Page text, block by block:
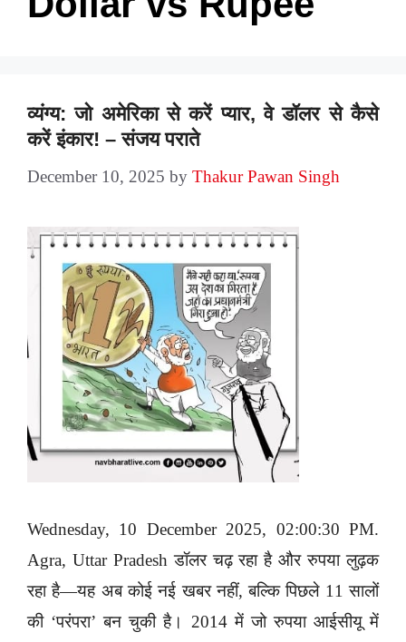
व्यंग्य: जो अमेरिका से करें प्यार, वे डॉलर से कैसे
करें इंकार! – संजय पराते
December 10, 2025 by Thakur Pawan Singh
Wednesday, 10 December 2025, 02:00:30 PM.
Agra, Uttar Pradesh डॉलर चढ़ रहा है और रुपया लुढ़क
रहा है—यह अब कोई नई खबर नहीं, बल्कि पिछले 11 सालों
की ‘परंपरा’ बन चुकी है। 2014 में जो रुपया आईसीयू में